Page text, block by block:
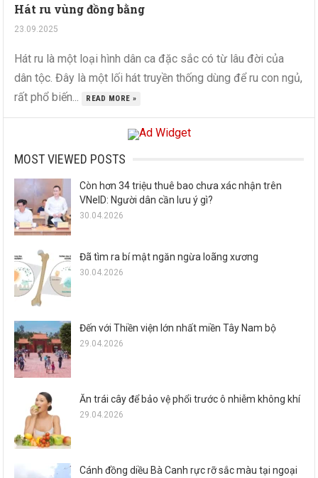
Hát ru vùng đồng bằng
23.09.2025
Hát ru là một loại hình dân ca đặc sắc có từ lâu đời của
dân tộc. Đây là một lối hát truyền thống dùng để ru con ngủ,
rất phổ biến...
READ MORE »
MOST VIEWED POSTS
Còn hơn 34 triệu thuê bao chưa xác nhận trên
VNeID: Người dân cần lưu ý gì?
30.04.2026
Đã tìm ra bí mật ngăn ngừa loãng xương
30.04.2026
Đến với Thiền viện lớn nhất miền Tây Nam bộ
29.04.2026
Ăn trái cây để bảo vệ phổi trước ô nhiễm không khí
29.04.2026
Cánh đồng diều Bà Canh rực rỡ sắc màu tại ngoại